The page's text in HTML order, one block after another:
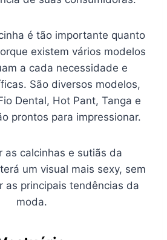
é tão importante quanto
existem vários modelos
a cada necessidade e
São diversos modelos,
Dental, Hot Pant, Tanga e
prontos para impressionar.
as calcinhas e sutiãs da
um visual mais sexy, sem
as principais tendências da
moda.